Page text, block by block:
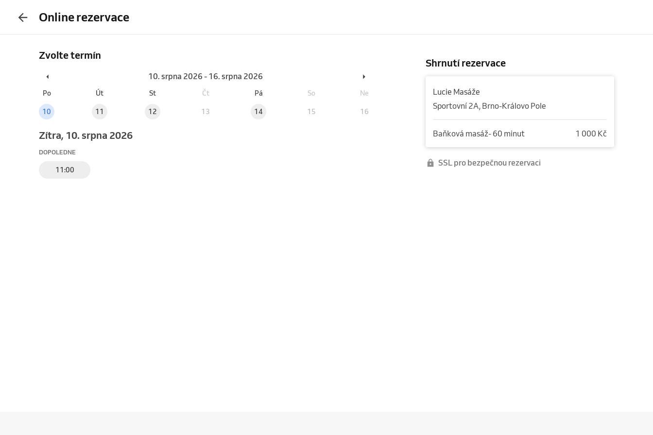
Online rezervace
Zvolte termín
10. srpna 2026 - 16. srpna 2026
Po Út St Čt Pá So Ne
10 11 12 13 14 15 16
Zítra, 10. srpna 2026
DOPOLEDNE
11:00
Shrnutí rezervace
Lucie Masáže
Sportovní 2A, Brno-Královo Pole
Baňková masáž- 60 minut 1 000 Kč
SSL pro bezpečnou rezervaci